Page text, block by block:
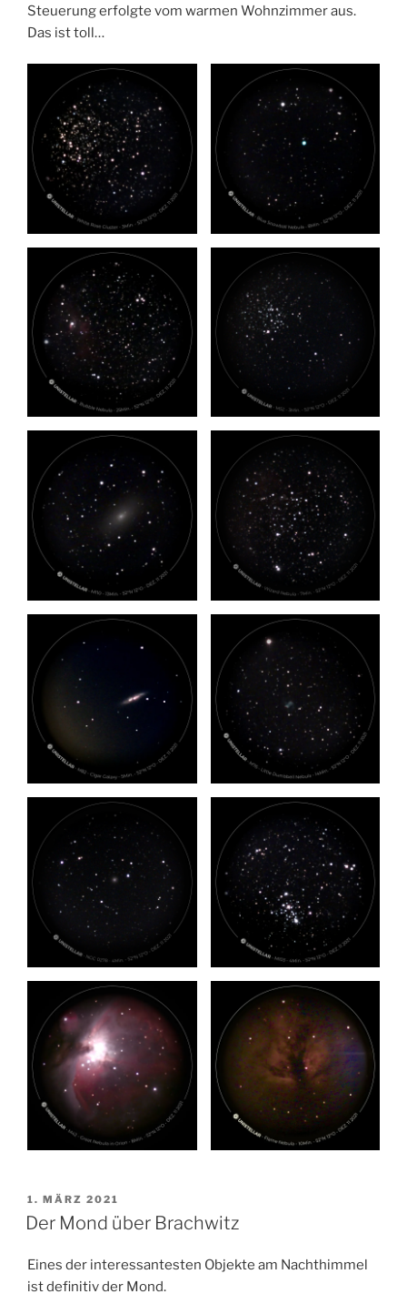
Steuerung erfolgte vom warmen Wohnzimmer aus.
Das ist toll…
VERÖFFENTLICHT
AM
1. MÄRZ 2021
Der Mond über Brachwitz
Eines der interessantesten Objekte am Nachthimmel
ist definitiv der Mond.